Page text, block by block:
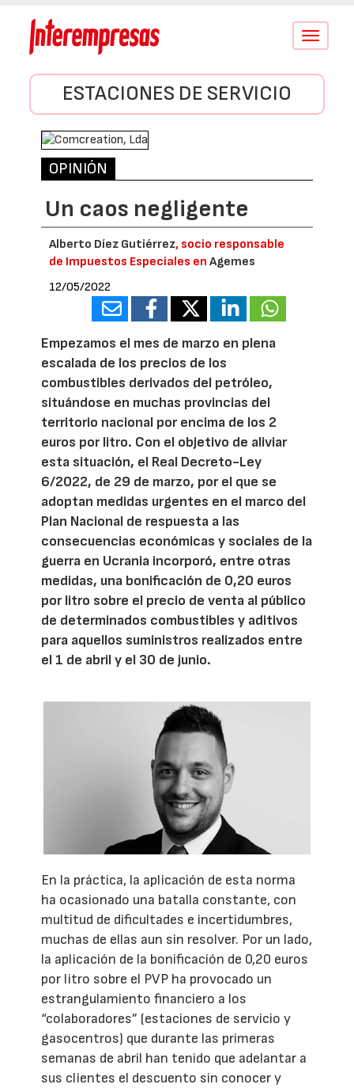
Conmutar
ESTACIONES DE SERVICIO
OPINIÓN
Un caos negligente
Alberto Díez Gutiérrez, socio responsable
de Impuestos Especiales enAgemes
12/05/2022
Empezamos el mes de marzo en plena
escalada de los precios de los
combustibles derivados del petróleo,
situándose en muchas provincias del
territorio nacional por encima de los 2
euros por litro. Con el objetivo de aliviar
esta situación, el Real Decreto-Ley
6/2022, de 29 de marzo, por el que se
adoptan medidas urgentes en el marco del
Plan Nacional de respuesta a las
consecuencias económicas y sociales de la
guerra en Ucrania incorporó, entre otras
medidas, una bonificación de 0,20 euros
por litro sobre el precio de venta al público
de determinados combustibles y aditivos
para aquellos suministros realizados entre
el 1 de abril y el 30 de junio.
En la práctica, la aplicación de esta norma
ha ocasionado una batalla constante, con
multitud de dificultades e incertidumbres,
muchas de ellas aun sin resolver. Por un lado,
la aplicación de la bonificación de 0,20 euros
por litro sobre el PVP ha provocado un
estrangulamiento financiero a los
“colaboradores” (estaciones de servicio y
gasocentros) que durante las primeras
semanas de abril han tenido que adelantar a
sus clientes el descuento sin conocer y